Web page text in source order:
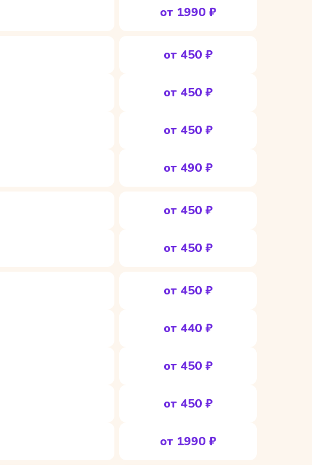
от 1990 ₽
от 450 ₽
от 450 ₽
от 450 ₽
от 490 ₽
от 450 ₽
от 450 ₽
от 450 ₽
от 440 ₽
от 450 ₽
от 450 ₽
от 1990 ₽